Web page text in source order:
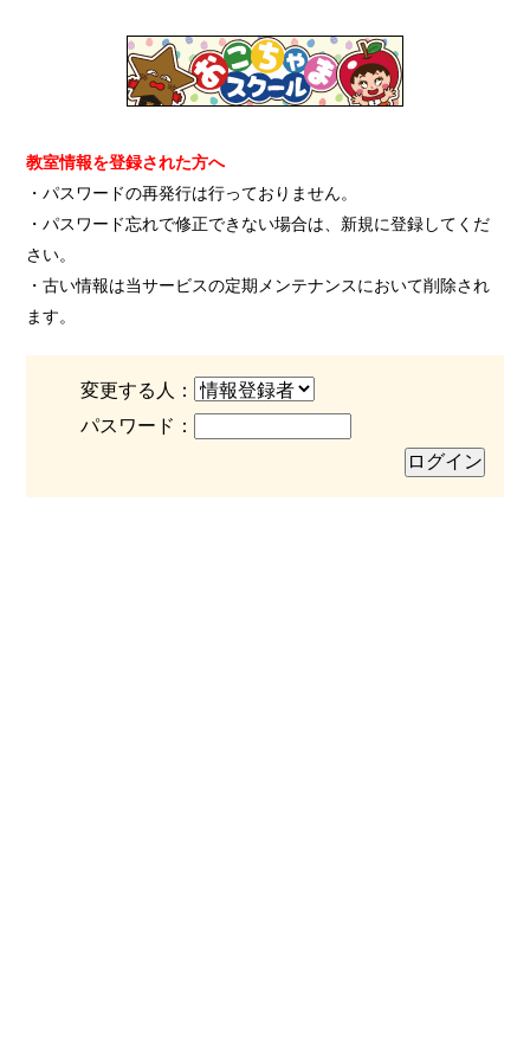
教室情報を登録された方へ
・パスワードの再発行は行っておりません。
・パスワード忘れで修正できない場合は、新規に登録してくだ
さい。
・古い情報は当サービスの定期メンテナンスにおいて削除され
ます。
変更する人：
パスワード：